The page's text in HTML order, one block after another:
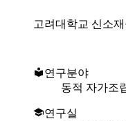
고려대학교 신소
연구분야
동적 자가조
연구실